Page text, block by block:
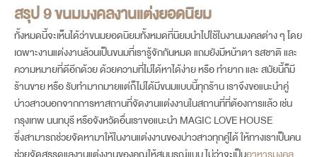
สรุป 9ขนมมงคลงานแต่งยอดนิยม
ทั้งหมดนี้จะเห็นได้ว่าขนมยอดนิยมทั้งหมดที่นิยมนำไปใช้ในงานมงคลต่าง ๆ โดย
เฉพาะงานแต่งงานล้วนเป็นขนมที่เรารู้จักกันหมด แถมยังมีหน้าตา รสชาติ และ
ความหมายที่ดีอีกด้วย ด้วยความที่ไม่ได้หาได้ง่าย หรือ ทำยาก และ สมัยนี้ก็มี
ร้านขาย หรือ รับทำมากมายแต่ก็ไม่ได้มีขนมแบบนี้ทุกร้าน เราจึงขอแนะนำคู่
บ่าวสาวนอกจากการหาสถานที่จัดงานแต่งงานในสถานที่ที่ต้องการแล้ว เช่น
กรุงเทพ นนทบุรี หรือจังหวัดอื่นเราขอแนะนำ MAGIC LOVE HOUSE
ซึ่งสามารถช่วยจัดหามาให้ในงานแต่งงานของบ่าวสาวทุกคู่ได้ ให้ทางเราเป็นคน